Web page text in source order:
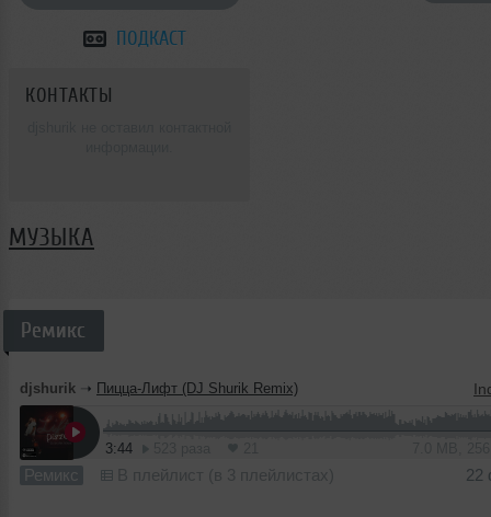
ПОДКАСТ
КОНТАКТЫ
МУЗЫКА
Ремикс
djshurik ➝ Пицца-Лифт (DJ Shurik Remix)
3:44
Ремикс В плейлист (в 3 плейлистах) 22